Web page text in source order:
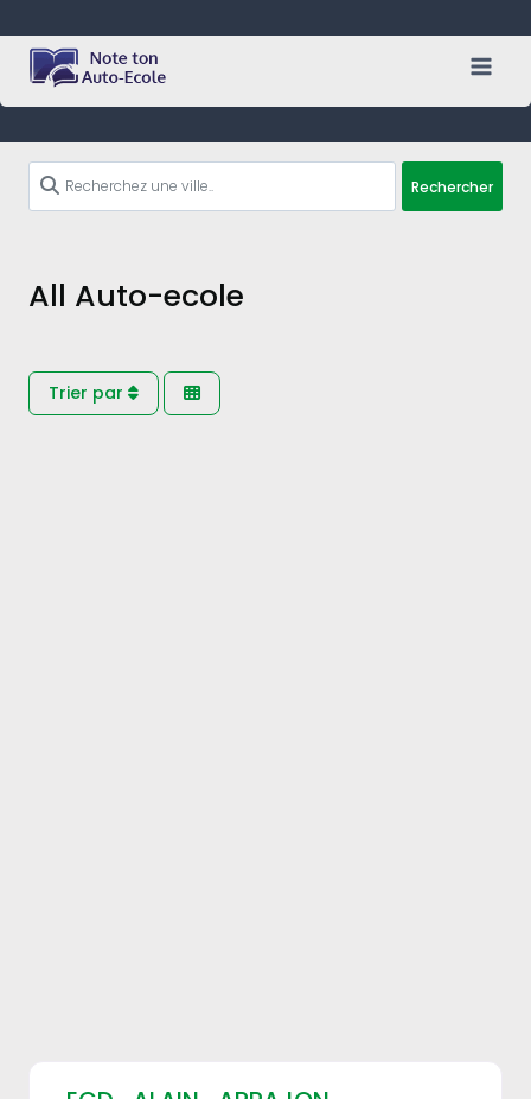
to
content
Rechercher
All Auto-ecole
Trier par